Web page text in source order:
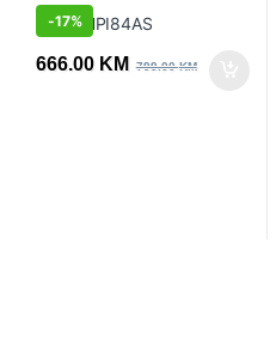
-17%
666.00 KM 799.00KM